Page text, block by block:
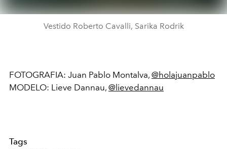
Vestido Roberto Cavalli, Sarika Rodrik
FOTOGRAFIA: Juan Pablo Montalva, @holajuanpablo
MODELO: Lieve Dannau, @lievedannau
Tags